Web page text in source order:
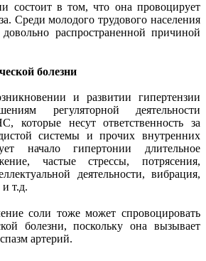
состоит в том, что она провоцирует
Среди молодого трудового населения
довольно распространенной причиной
болезни
и развитии гипертензии
регуляторной деятельности
которые несут ответственность за
системы и прочих внутренних
начало гипертонии длительное
частые стрессы, потрясения,
деятельности, вибрация,
т.д.
соли тоже может спровоцировать
болезни, поскольку она вызывает
артерий.